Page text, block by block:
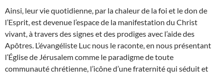
Ainsi, leur vie quotidienne, par la chaleur de la foi et le don de
l’Esprit, est devenue l’espace de la manifestation du Christ
vivant, à travers des signes et des prodiges avec l’aide des
Apôtres. L’évangéliste Luc nous le raconte, en nous présentant
l’Église de Jérusalem comme le paradigme de toute
communauté chrétienne, l’icône d’une fraternité qui séduit et